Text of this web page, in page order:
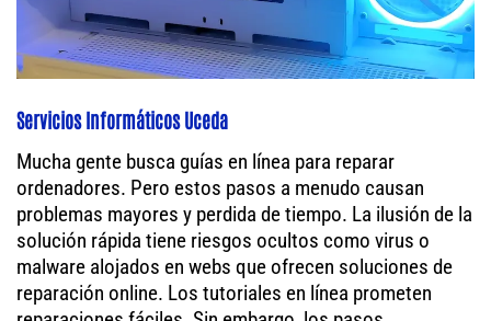
Servicios Informáticos Uceda
Mucha gente busca guías en línea para reparar
ordenadores. Pero estos pasos a menudo causan
problemas mayores y perdida de tiempo. La ilusión de la
solución rápida tiene riesgos ocultos como virus o
malware alojados en webs que ofrecen soluciones de
reparación online. Los tutoriales en línea prometen